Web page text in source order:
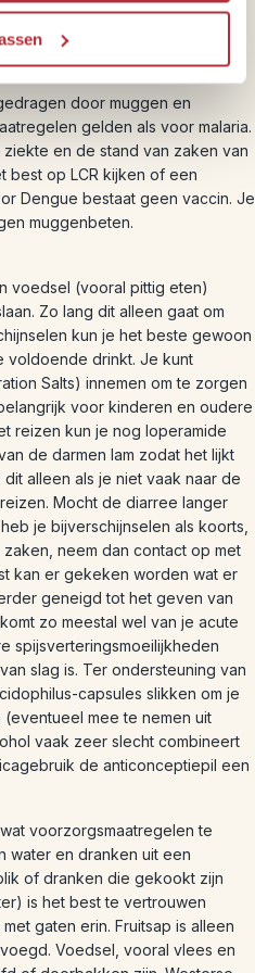
als je voor drie maanden of
door muggen en
gelden als voor malaria.
en de stand van zaken van
best op LCR kijken of een
Dengue bestaat geen vaccin. Je
muggenbeten.
voedsel (vooral pittig eten)
Zo lang dit alleen gaat om
kun je het beste gewoon
voldoende drinkt. Je kunt
Salts) innemen om te zorgen
voor kinderen en oudere
reizen kun je nog loperamide
de darmen lam zodat het lijkt
alleen als je niet vaak naar de
Mocht de diarree langer
je bijverschijnselen als koorts,
neem dan contact op met
kan er gekeken worden wat er
geneigd tot het geven van
zo meestal wel van je acute
spijsverteringsmoeilijkheden
slag is. Ter ondersteuning van
capsules slikken om je
mee te nemen uit
vaak zeer slecht combineert
de anticonceptiepil een
voorzorgsmaatregelen te
water en dranken uit een
of dranken die gekookt zijn
is het best te vertrouwen
gaten erin. Fruitsap is alleen
Voedsel, vooral vlees en